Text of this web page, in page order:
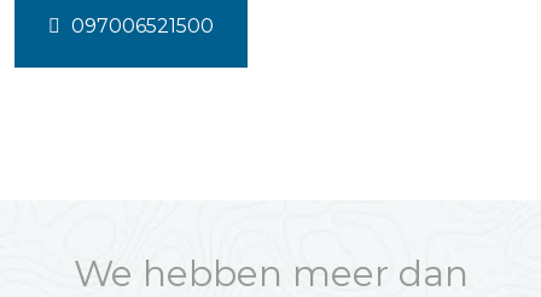
097006521500
We hebben meer dan